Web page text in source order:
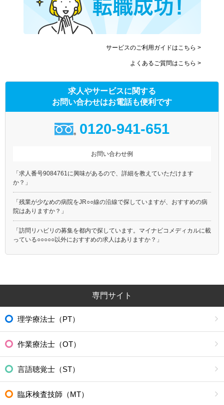
サービスのご利用ガイドはこちら >
よくあるご質問はこちら >
求人やサービスに関する
お問い合わせはお電話も便利です
0120-941-651
お問い合わせ例
「求人番号9084761に興味があるので、詳細を教えていただけます
か？」
「残業が少なめの病院をJR○○線の沿線で探していますが、おすすめの病
院はありますか？」
「訪問リハビリの募集を都内で探しています。マイナビコメディカルに載
っている○○○○○以外におすすめの求人はありますか？」
専門サイト
理学療法士（PT）
作業療法士（OT）
言語聴覚士（ST）
臨床検査技師（MT）